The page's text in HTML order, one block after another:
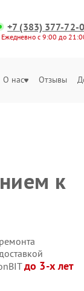
+7 (383) 377-72-
Ежедневно с 9:00 до
О нас Отзывы
к
до 3-х лет